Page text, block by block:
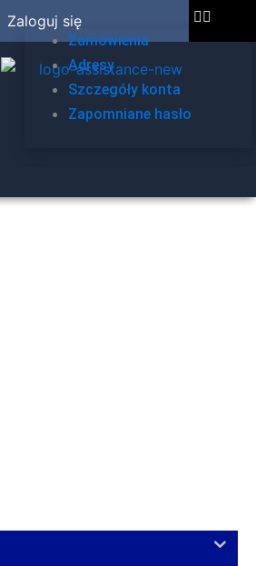
Zaloguj się
Zamówienia
Adresy
Szczegóły konta
Zapomniane hasło